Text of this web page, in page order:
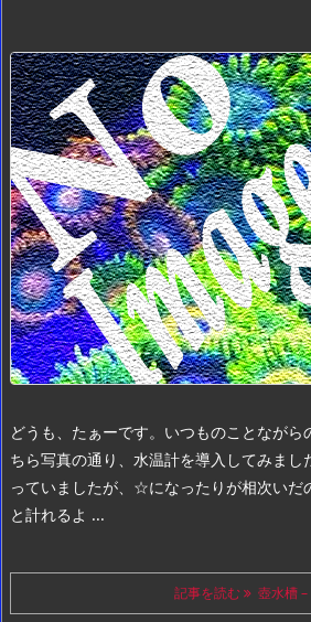
どうも、たぁーです。 いつものことながら
ちら写真の通り、水温計を導入してみまし
っていましたが、☆になったりが相次いだ
と計れるよ ...
記事を読む 壺水槽 –